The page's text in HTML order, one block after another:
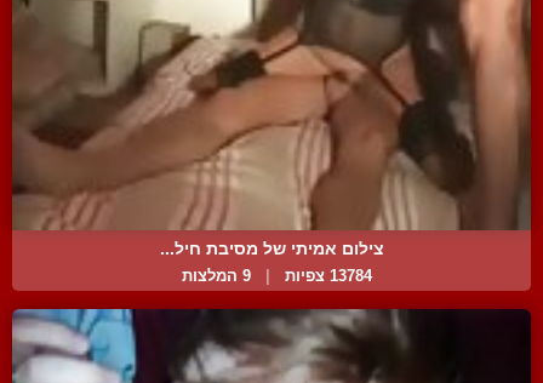
צילום אמיתי של מסיבת חיל...
13784 צפיות 9 המלצות